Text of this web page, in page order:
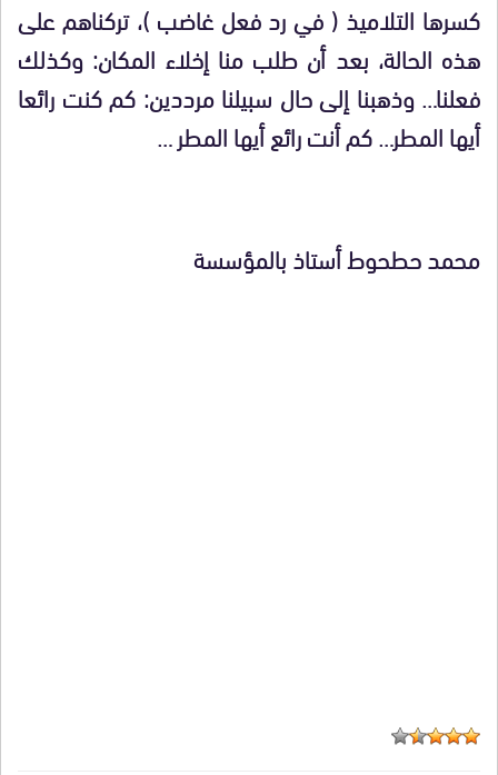
كسرها التلاميذ ( في رد فعل غاضب )، تركناهم على
هذه الحالة، بعد أن طلب منا إخلاء المكان: وكذلك
فعلنا… وذهبنا إلى حال سبيلنا مرددين: كم كنت رائعا
أيها المطر… كم أنت رائع أيها المطر …
محمد حطحوط أستاذ بالمؤسسة